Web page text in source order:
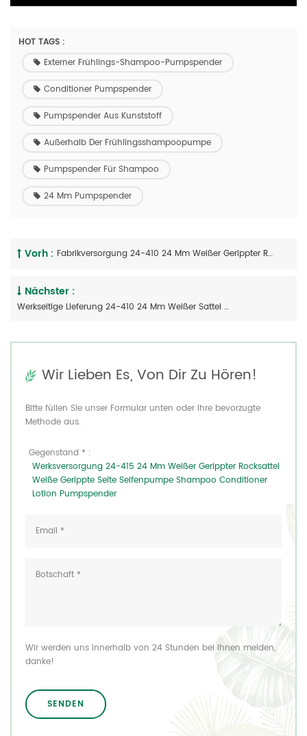
HOT TAGS :
Externer Frühlings-Shampoo-Pumpspender
Conditioner Pumpspender
Pumpspender Aus Kunststoff
Außerhalb Der Frühlingsshampoopumpe
Pumpspender Für Shampoo
24 Mm Pumpspender
Vorh : Fabrikversorgung 24-410 24 Mm Weißer Gerippter Rock Sattel Lange Düse Seifenpumpe Shampoo Conditioner Lotion Pumpspender
Nächster :
Werkseitige Lieferung 24-410 24 Mm Weißer Sattel Mit Glattem Rock Weiße Rippe Seite Seifenpumpe Shampoo Conditioner Lotion Pumpspender
Wir Lieben Es, Von Dir Zu Hören!
Bitte füllen Sie unser Formular unten oder Ihre bevorzugte
Methode aus.
Gegenstand * :
Werksversorgung 24-415 24 Mm Weißer Gerippter Rocksattel
Weiße Gerippte Seite Seifenpumpe Shampoo Conditioner
Lotion Pumpspender
Wir werden uns innerhalb von 24 Stunden bei Ihnen melden,
danke!